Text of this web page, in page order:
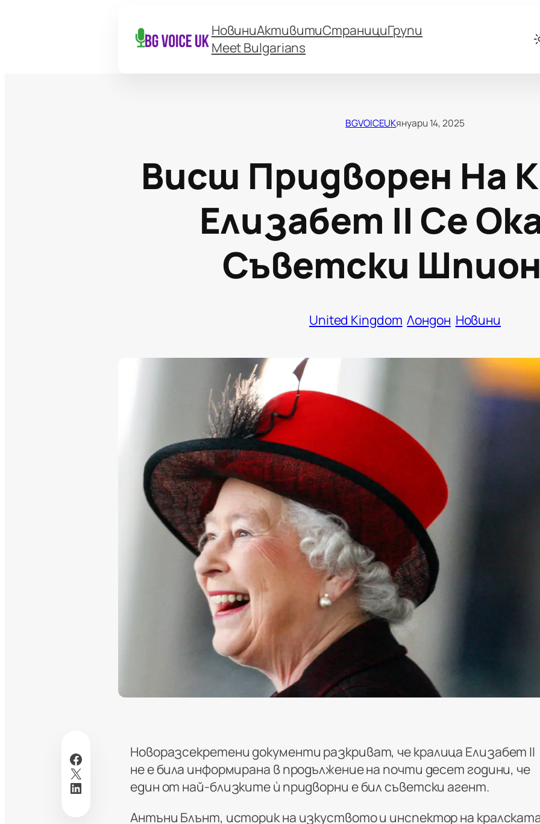
НовиниАктивитиСтранициГрупи
Meet Bulgarians
BGVOICEUKянуари 14, 2025
Висш Придворен На
Елизабет II Се
Съветски
United Kingdom Лондон Новини
Facebook
X
LinkedIn
Новоразсекретени документи разкриват, че кралица Елизабет II
не е била информирана в продължение на почти десет години, че
един от най-близките ѝ придворни е бил съветски агент.
Антъни Блънт, историк на изкуството и инспектор на